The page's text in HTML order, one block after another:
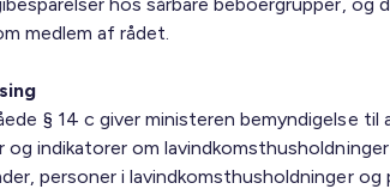
medlem af rådet.
§ 14 c giver ministeren bemyndigelse
indikatorer om
personer i lavindkomsthusholdninger og